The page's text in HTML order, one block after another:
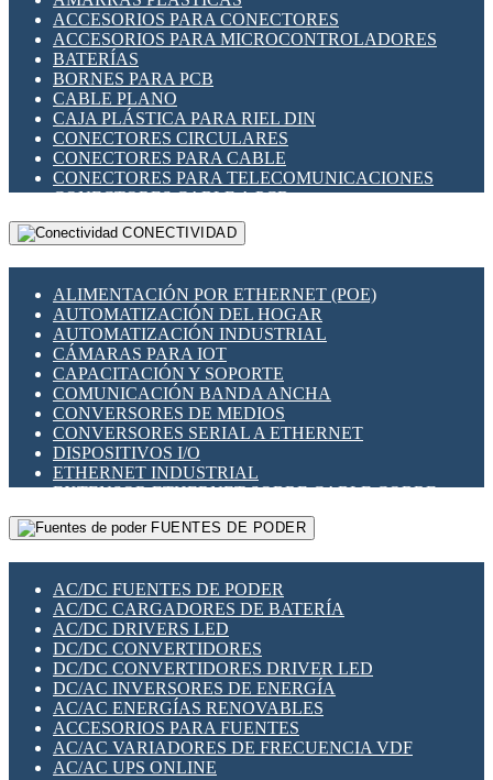
INDICADORES PARA PANEL
INTERFACES DE RELÉ
INTERRUPTORES FIN DE CARRERA
LLAVES CONMUTADORAS
MEDIDORES DE ENERGÍA Y TC'S DE CORRIENTE
MOTORES PASO A PASO
PANTALLAS HMI
PLC -CONTROLADORES LÓGICO PROGRAMABLES
PROGRAMADORES DE HORARIO
RELÉS DE PROTECCIÓN
SENSORES CAPACITIVOS
SENSORES INDUCTIVOS
TEMPORIZADORES
VARIACS
VARIADORES DE FRECUENCIA [VDF]
SECCIONADORES - INTERRUPTORES
MAQUINARIA
ACCESORIOS PARA CONECTORES
ACCESORIOS PARA MICROCONTROLADORES
BATERÍAS
BORNES PARA PCB
CABLE PLANO
CAJA PLÁSTICA PARA RIEL DIN
CONECTORES CIRCULARES
CONECTORES PARA CABLE
CONECTORES PARA TELECOMUNICACIONES
CONECTORES CABLE A PCB
CONECTORES PCB A CABLE
DIP SWITCHES
HERRAMIENTAS VARIAS
ILUMINACIÓN LED
INTERRUPTORES REED
INTERFACES DE RELÉ
OTROS RELÉS
PROTECCIÓN TÉRMICA
RELÉS AUTOMOTRICES
RELÉS DE SEÑAL
RELÉS DE ESTADO SÓLIDO SSR
RELÉS INDUSTRIALES
RELÉS MINIATURA DE POTENCIA
SENSORES MAGNÉTICOS
SWITCH Y MICROSWITCH
TARJETAS PI
UNIÓN Y DERIVACIÓN DE CABLE
CONECTIVIDAD
ALIMENTACIÓN POR ETHERNET (POE)
AUTOMATIZACIÓN DEL HOGAR
AUTOMATIZACIÓN INDUSTRIAL
CÁMARAS PARA IOT
CAPACITACIÓN Y SOPORTE
COMUNICACIÓN BANDA ANCHA
CONVERSORES DE MEDIOS
CONVERSORES SERIAL A ETHERNET
DISPOSITIVOS I/O
ETHERNET INDUSTRIAL
EXTENSOR ETHERNET SOBRE CABLE COBRE
GATEWAY LORAWAN
GESTIÓN DE REDES
PLACAS MODULARES IOT
SWITCHES Y REDES WIFI
SOLUCIONES IOT
SOLUCIONES LORAWAN
SOLUCIONES RED CELULAR
SEGURIDAD PARA REDES
SWITCHES LAN
TELEFONÍA IP (VOIP)
VIGILANCIA IP (CCTV)
MESHTASTIC
FUENTES DE PODER
AC/DC FUENTES DE PODER
AC/DC CARGADORES DE BATERÍA
AC/DC DRIVERS LED
DC/DC CONVERTIDORES
DC/DC CONVERTIDORES DRIVER LED
DC/AC INVERSORES DE ENERGÍA
AC/AC ENERGÍAS RENOVABLES
ACCESORIOS PARA FUENTES
AC/AC VARIADORES DE FRECUENCIA VDF
AC/AC UPS ONLINE